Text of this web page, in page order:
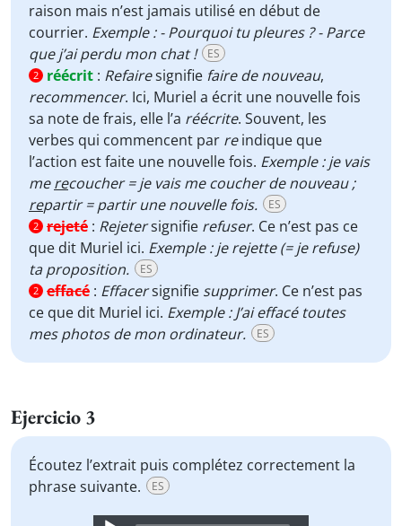
raison mais n’est jamais utilisé en début de
courrier. Exemple : - Pourquoi tu pleures ? - Parce
que j’ai perdu mon chat !
ES
2 réécrit : Refairesignifie faire de nouveau,
recommencer. Ici, Muriel a écrit une nouvelle fois
sa note de frais, elle l’a réécrite. Souvent, les
verbes qui commencent par reindique que
l’action est faite une nouvelle fois. Exemple : je vais
merecoucher = je vais me coucher de nouveau ;
repartir = partir une nouvelle fois. ES
2 rejeté : Rejetersignifie refuser. Ce n’est pas ce
que dit Muriel ici. Exemple : je rejette (= je refuse)
ta proposition.
ES
2 effacé : Effacersignifie supprimer. Ce n’est pas
ce que dit Muriel ici. Exemple : J’ai effacé toutes
mes photos de mon ordinateur.
ES
Ejercicio 3
Écoutez l’extrait puis complétez correctement la
phrase suivante.
ES